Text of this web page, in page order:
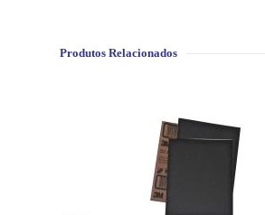
Produtos Relacionados